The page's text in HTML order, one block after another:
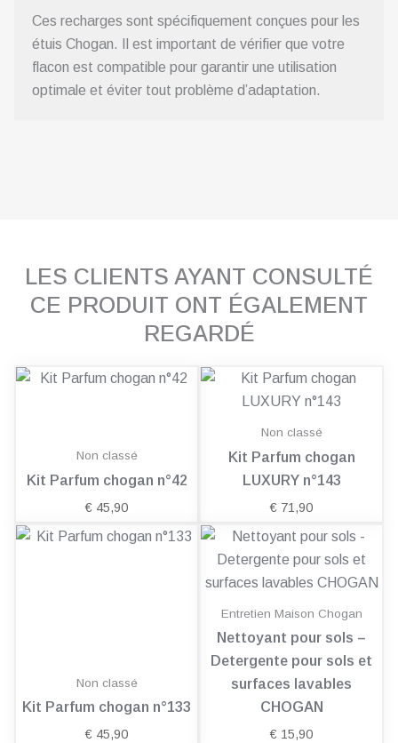
Ces recharges sont spécifiquement conçues pour les
étuis Chogan. Il est important de vérifier que votre
flacon est compatible pour garantir une utilisation
optimale et éviter tout problème d’adaptation.
LES CLIENTS AYANT CONSULTÉ
CE PRODUIT ONT ÉGALEMENT
REGARDÉ
Non classé
Kit Parfum chogan n°42
€ 45,90
Non classé
Kit Parfum chogan
LUXURY n°143
€ 71,90
Non classé
Kit Parfum chogan n°133
€ 45,90
Entretien Maison Chogan
Nettoyant pour sols –
Detergente pour sols et
surfaces lavables
CHOGAN
€ 15,90